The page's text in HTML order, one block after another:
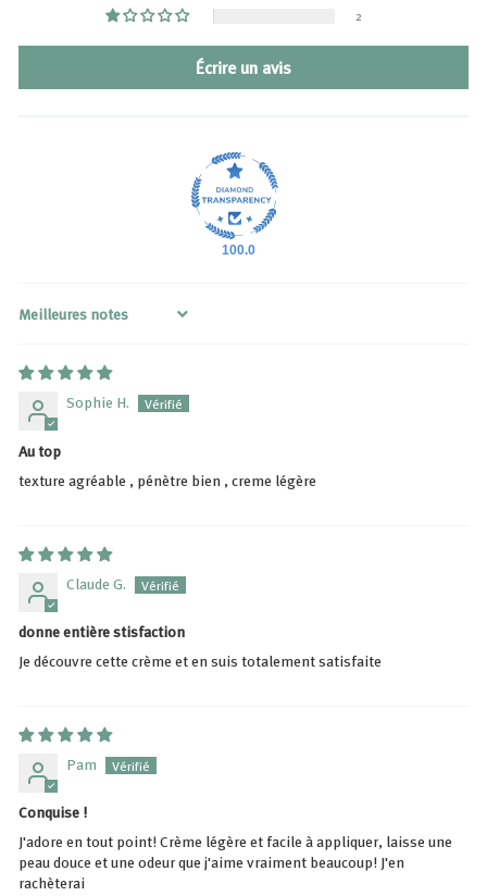
2
Écrire un avis
100.0
Sort by
Sophie H.
Au top
texture agréable , pénètre bien , creme légère
Claude G.
donne entière stisfaction
Je découvre cette crème et en suis totalement satisfaite
Pam
Conquise !
J'adore en tout point! Crème légère et facile à appliquer, laisse une
peau douce et une odeur que j'aime vraiment beaucoup! J'en
rachèterai